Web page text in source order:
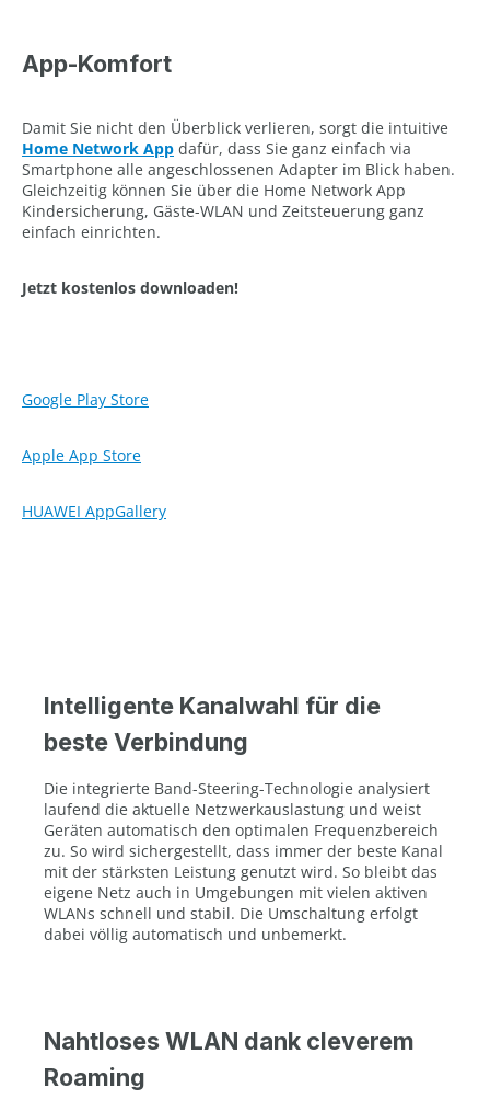
App-Komfort
Damit Sie nicht den Überblick verlieren, sorgt die intuitive
Home Network App dafür, dass Sie ganz einfach via
Smartphone alle angeschlossenen Adapter im Blick haben.
Gleichzeitig können Sie über die Home Network App
Kindersicherung, Gäste-WLAN und Zeitsteuerung ganz
einfach einrichten.
Jetzt kostenlos downloaden!
Google Play Store
Apple App Store
HUAWEI AppGallery
Intelligente Kanalwahl für die
beste Verbindung
Die integrierte Band-Steering-Technologie analysiert
laufend die aktuelle Netzwerkauslastung und weist
Geräten automatisch den optimalen Frequenzbereich
zu. So wird sichergestellt, dass immer der beste Kanal
mit der stärksten Leistung genutzt wird. So bleibt das
eigene Netz auch in Umgebungen mit vielen aktiven
WLANs schnell und stabil. Die Umschaltung erfolgt
dabei völlig automatisch und unbemerkt.
Nahtloses WLAN dank cleverem
Roaming